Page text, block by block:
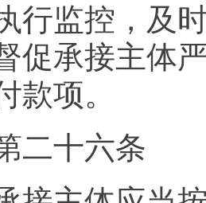
行监控，及
促承接主体
款项。
十六条